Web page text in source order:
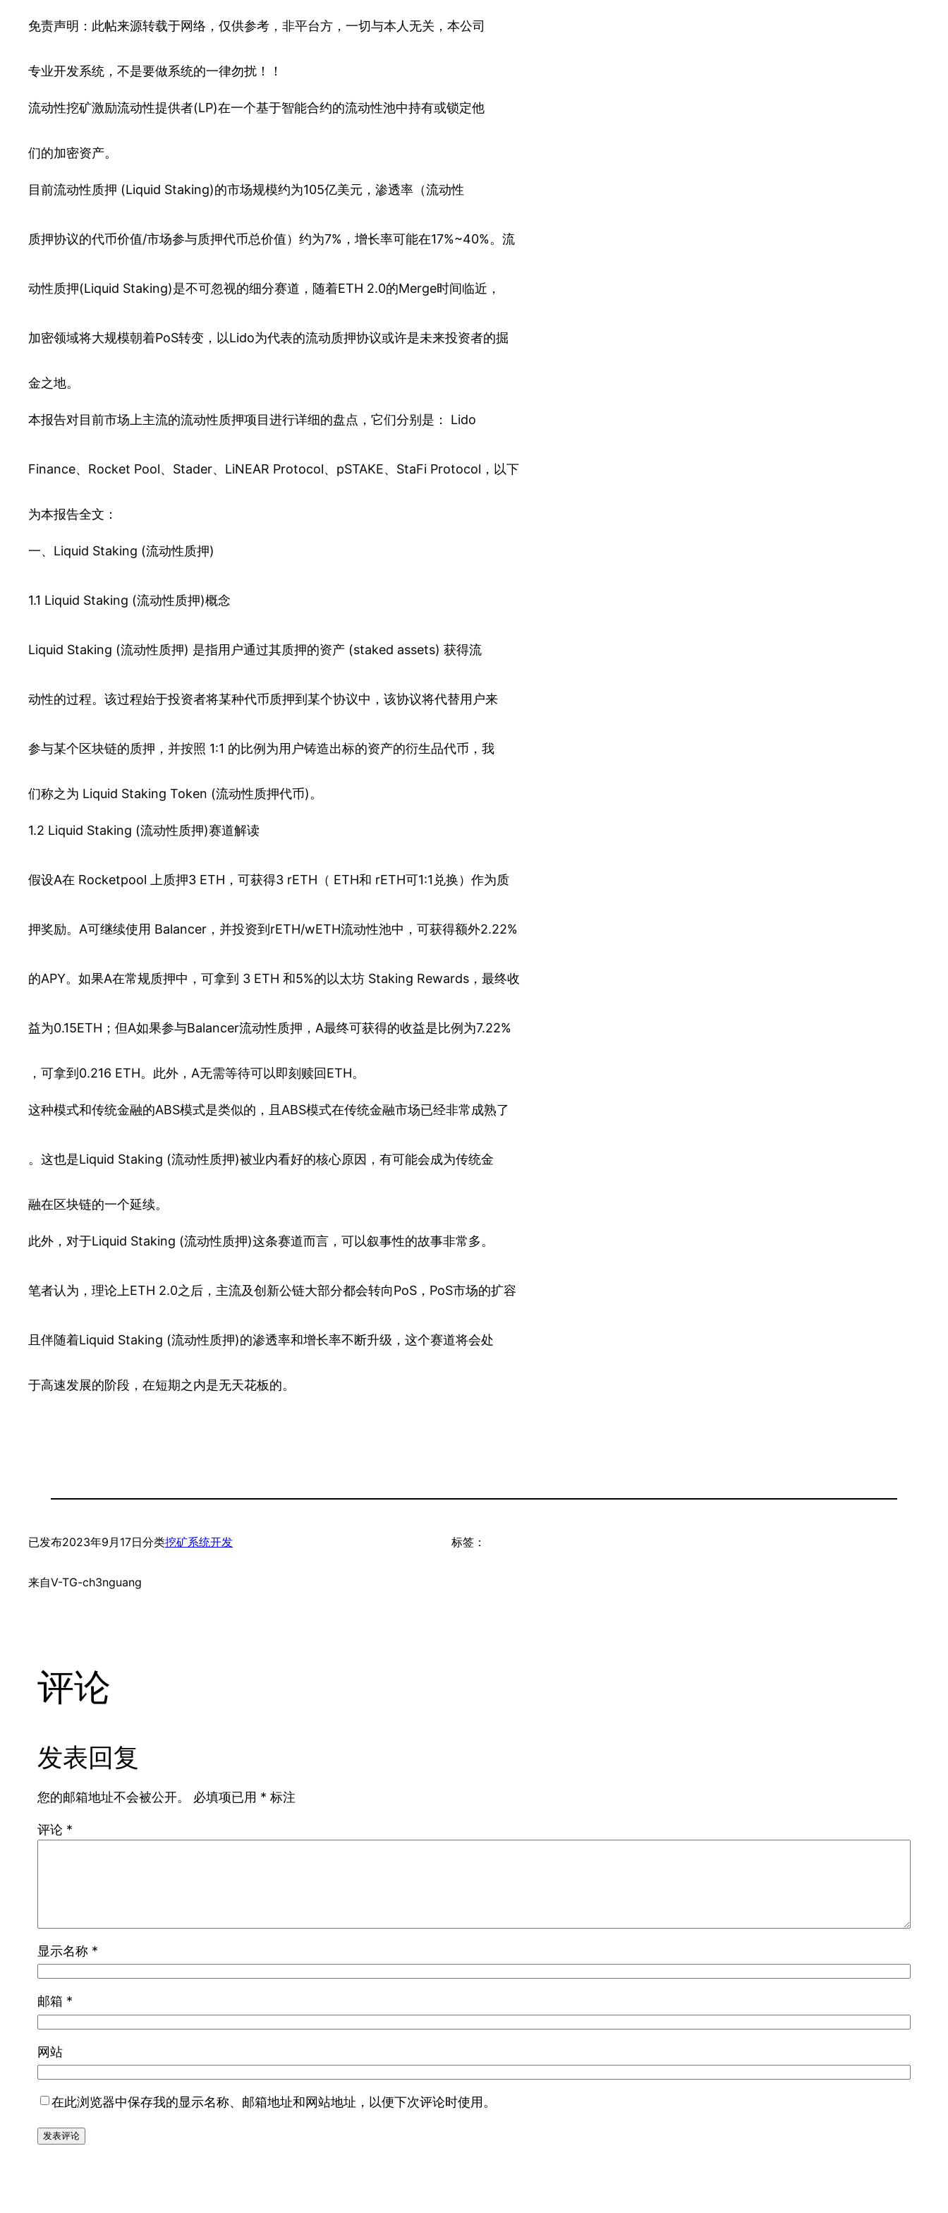
免责声明：此帖来源转载于网络，仅供参考，非平台方，一切与本人无关，本公司
专业开发系统，不是要做系统的一律勿扰！！
流动性挖矿激励流动性提供者(LP)在一个基于智能合约的流动性池中持有或锁定他
们的加密资产。
目前流动性质押 (Liquid Staking)的市场规模约为105亿美元，渗透率（流动性
质押协议的代币价值/市场参与质押代币总价值）约为7%，增长率可能在17%~40%。流
动性质押(Liquid Staking)是不可忽视的细分赛道，随着ETH 2.0的Merge时间临近，
加密领域将大规模朝着PoS转变，以Lido为代表的流动质押协议或许是未来投资者的掘
金之地。
本报告对目前市场上主流的流动性质押项目进行详细的盘点，它们分别是： Lido
Finance、Rocket Pool、Stader、LiNEAR Protocol、pSTAKE、StaFi Protocol，以下
为本报告全文：
一、Liquid Staking (流动性质押)
1.1 Liquid Staking (流动性质押)概念
Liquid Staking (流动性质押) 是指用户通过其质押的资产 (staked assets) 获得流
动性的过程。该过程始于投资者将某种代币质押到某个协议中，该协议将代替用户来
参与某个区块链的质押，并按照 1:1 的比例为用户铸造出标的资产的衍生品代币，我
们称之为 Liquid Staking Token (流动性质押代币)。
1.2 Liquid Staking (流动性质押)赛道解读
假设A在 Rocketpool 上质押3 ETH，可获得3 rETH（ ETH和 rETH可1:1兑换）作为质
押奖励。A可继续使用 Balancer，并投资到rETH/wETH流动性池中，可获得额外2.22%
的APY。如果A在常规质押中，可拿到 3 ETH 和5%的以太坊 Staking Rewards，最终收
益为0.15ETH；但A如果参与Balancer流动性质押，A最终可获得的收益是比例为7.22%
，可拿到0.216 ETH。此外，A无需等待可以即刻赎回ETH。
这种模式和传统金融的ABS模式是类似的，且ABS模式在传统金融市场已经非常成熟了
。这也是Liquid Staking (流动性质押)被业内看好的核心原因，有可能会成为传统金
融在区块链的一个延续。
此外，对于Liquid Staking (流动性质押)这条赛道而言，可以叙事性的故事非常多。
笔者认为，理论上ETH 2.0之后，主流及创新公链大部分都会转向PoS，PoS市场的扩容
且伴随着Liquid Staking (流动性质押)的渗透率和增长率不断升级，这个赛道将会处
于高速发展的阶段，在短期之内是无天花板的。
已发布2023年9月17日分类挖矿系统开发
来自V-TG-ch3nguang
标签：
评论
发表回复
您的邮箱地址不会被公开。 必填项已用 * 标注
评论 *
显示名称 *
邮箱 *
网站
在此浏览器中保存我的显示名称、邮箱地址和网站地址，以便下次评论时使用。